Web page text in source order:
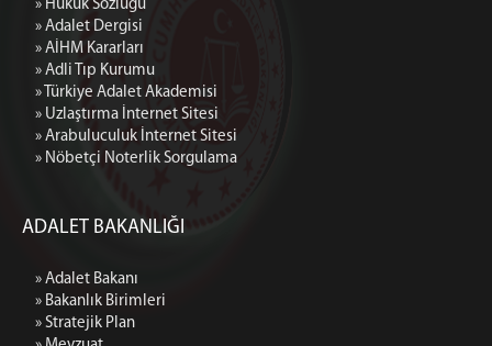
» Hukuk Sözlüğü
» Adalet Dergisi
» AİHM Kararları
» Adli Tıp Kurumu
» Türkiye Adalet Akademisi
» Uzlaştırma İnternet Sitesi
» Arabuluculuk İnternet Sitesi
» Nöbetçi Noterlik Sorgulama
ADALET BAKANLIĞI
» Adalet Bakanı
» Bakanlık Birimleri
» Stratejik Plan